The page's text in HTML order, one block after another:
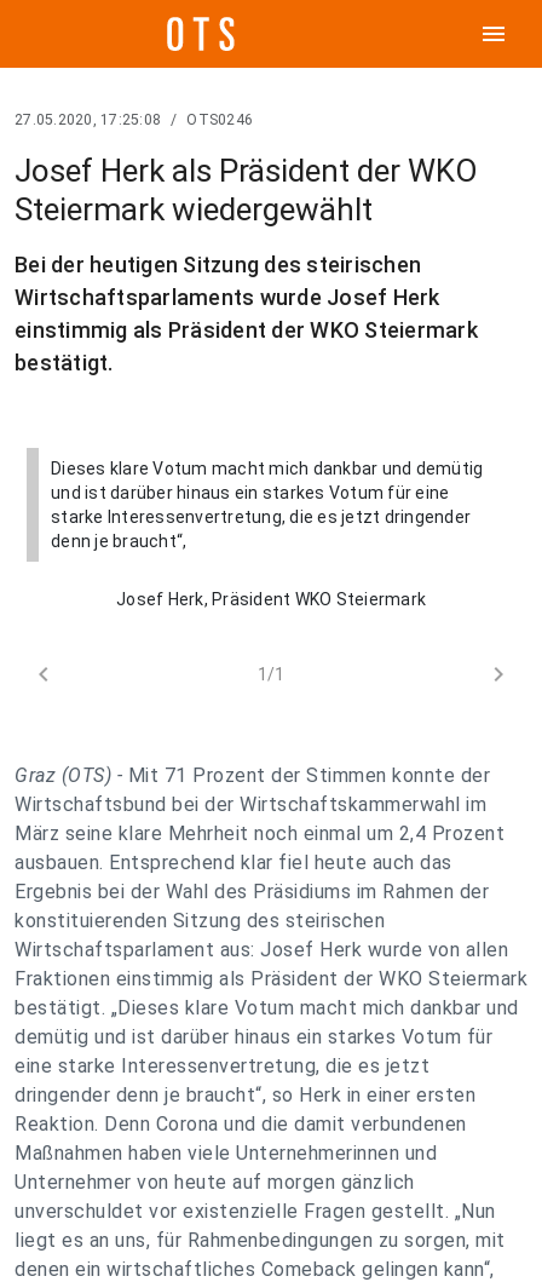
menu
27.05.2020, 17:25:08 / OTS0246
Josef Herk als Präsident der WKO
Steiermark wiedergewählt
Bei der heutigen Sitzung des steirischen
Wirtschaftsparlaments wurde Josef Herk
einstimmig als Präsident der WKO Steiermark
bestätigt.
Dieses klare Votum macht mich dankbar und demütig
und ist darüber hinaus ein starkes Votum für eine
starke Interessenvertretung, die es jetzt dringender
denn je braucht“,
Josef Herk, Präsident WKO Steiermark
chevron_left 1/1 chevron_right
Graz (OTS) - Mit 71 Prozent der Stimmen konnte der
Wirtschaftsbund bei der Wirtschaftskammerwahl im
März seine klare Mehrheit noch einmal um 2,4 Prozent
ausbauen. Entsprechend klar fiel heute auch das
Ergebnis bei der Wahl des Präsidiums im Rahmen der
konstituierenden Sitzung des steirischen
Wirtschaftsparlament aus: Josef Herk wurde von allen
Fraktionen einstimmig als Präsident der WKO Steiermark
bestätigt. „Dieses klare Votum macht mich dankbar und
demütig und ist darüber hinaus ein starkes Votum für
eine starke Interessenvertretung, die es jetzt
dringender denn je braucht“, so Herk in einer ersten
Reaktion. Denn Corona und die damit verbundenen
Maßnahmen haben viele Unternehmerinnen und
Unternehmer von heute auf morgen gänzlich
unverschuldet vor existenzielle Fragen gestellt. „Nun
liegt es an uns, für Rahmenbedingungen zu sorgen, mit
denen ein wirtschaftliches Comeback gelingen kann“,